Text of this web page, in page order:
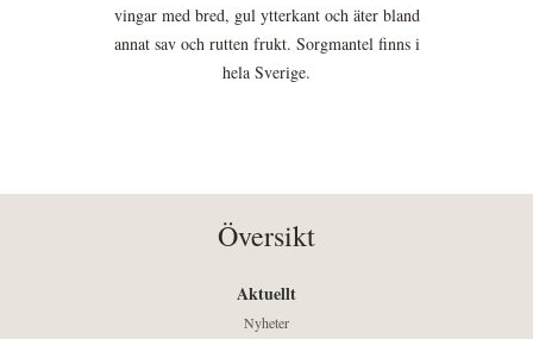
vingar med bred, gul ytterkant och äter bland
annat sav och rutten frukt. Sorgmantel finns i
hela Sverige.
Översikt
Aktuellt
Nyheter